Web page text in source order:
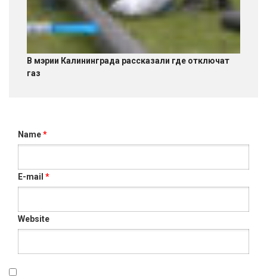
В мэрии Калининграда рассказали где отключат
газ
Name*
E-mail *
Website